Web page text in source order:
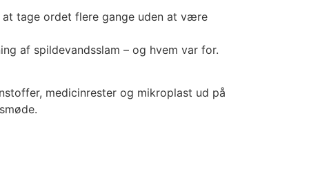
tage ordet flere gange uden at være
af spildevandsslam – og hvem var for.
medicinrester og mikroplast ud på